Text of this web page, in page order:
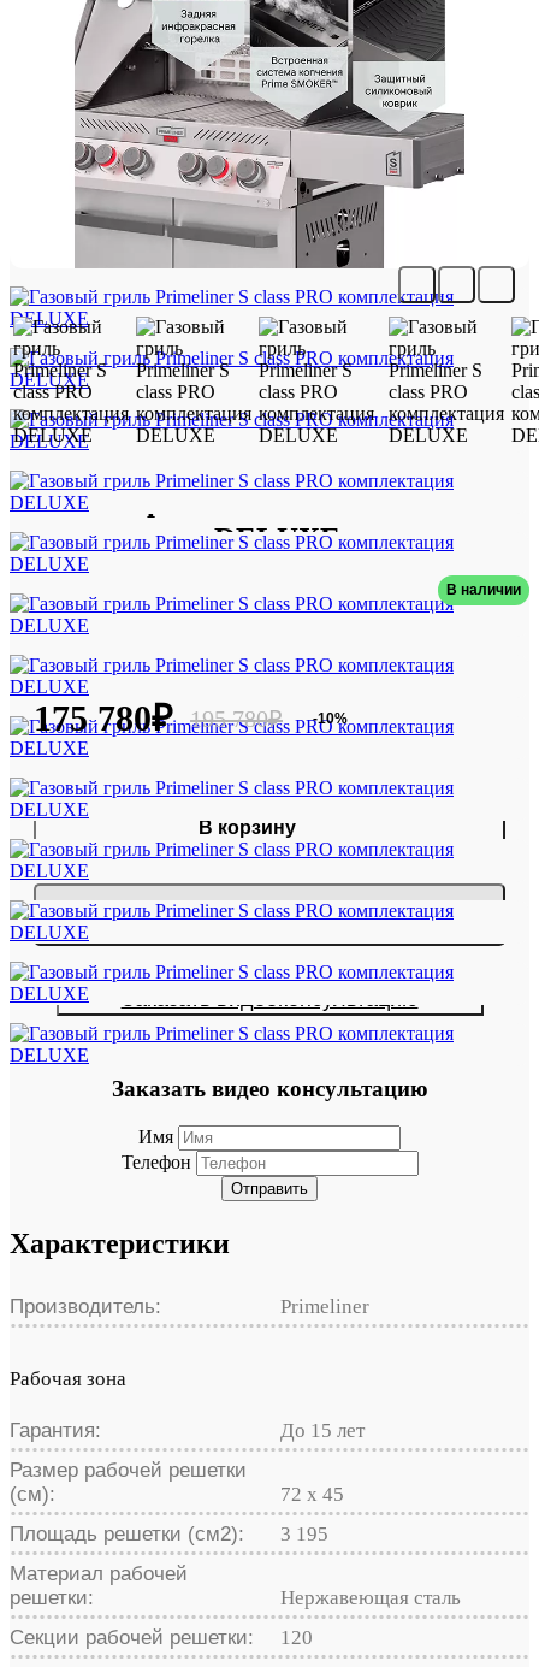
Газовый гриль Primeliner S class PRO
комплектация DELUXЕ
Артикул: 79756DLX В наличии
175 780₽ 195 780₽ -10%
В корзину
Купить в 1 клик
Заказать видеоконсультацию
×
Заказать видео консультацию
Имя
Телефон
Отправить
Характеристики
Производитель: Primeliner
Рабочая зона
Гарантия:
До 15 лет
Размер рабочей решетки
(см):
72 х 45
Площадь решетки (см2):
3 195
Материал рабочей
решетки:
Нержавеющая сталь
Секции рабочей решетки:
120